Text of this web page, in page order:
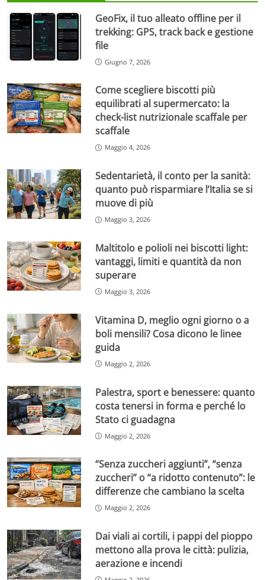
GeoFix, il tuo alleato offline per il
trekking: GPS, track back e gestione
file
Giugno 7, 2026
Come scegliere biscotti più
equilibrati al supermercato: la
check-list nutrizionale scaffale per
scaffale
Maggio 4, 2026
Sedentarietà, il conto per la sanità:
quanto può risparmiare l’Italia se si
muove di più
Maggio 3, 2026
Maltitolo e polioli nei biscotti light:
vantaggi, limiti e quantità da non
superare
Maggio 3, 2026
Vitamina D, meglio ogni giorno o a
boli mensili? Cosa dicono le linee
guida
Maggio 2, 2026
Palestra, sport e benessere: quanto
costa tenersi in forma e perché lo
Stato ci guadagna
Maggio 2, 2026
“Senza zuccheri aggiunti”, “senza
zuccheri” o “a ridotto contenuto”: le
differenze che cambiano la scelta
Maggio 2, 2026
Dai viali ai cortili, i pappi del pioppo
mettono alla prova le città: pulizia,
aerazione e incendi